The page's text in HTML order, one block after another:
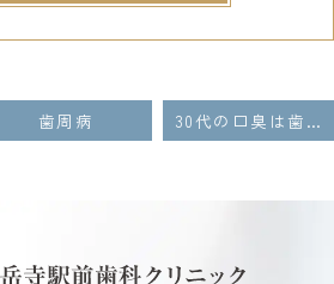
歯周病 30代の口臭は歯周病の警告！エチケットでは済まされない根本原因と対策